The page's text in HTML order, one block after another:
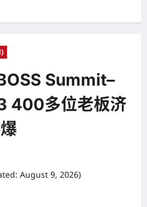
Summit–
400多位老板济
August 9, 2026)